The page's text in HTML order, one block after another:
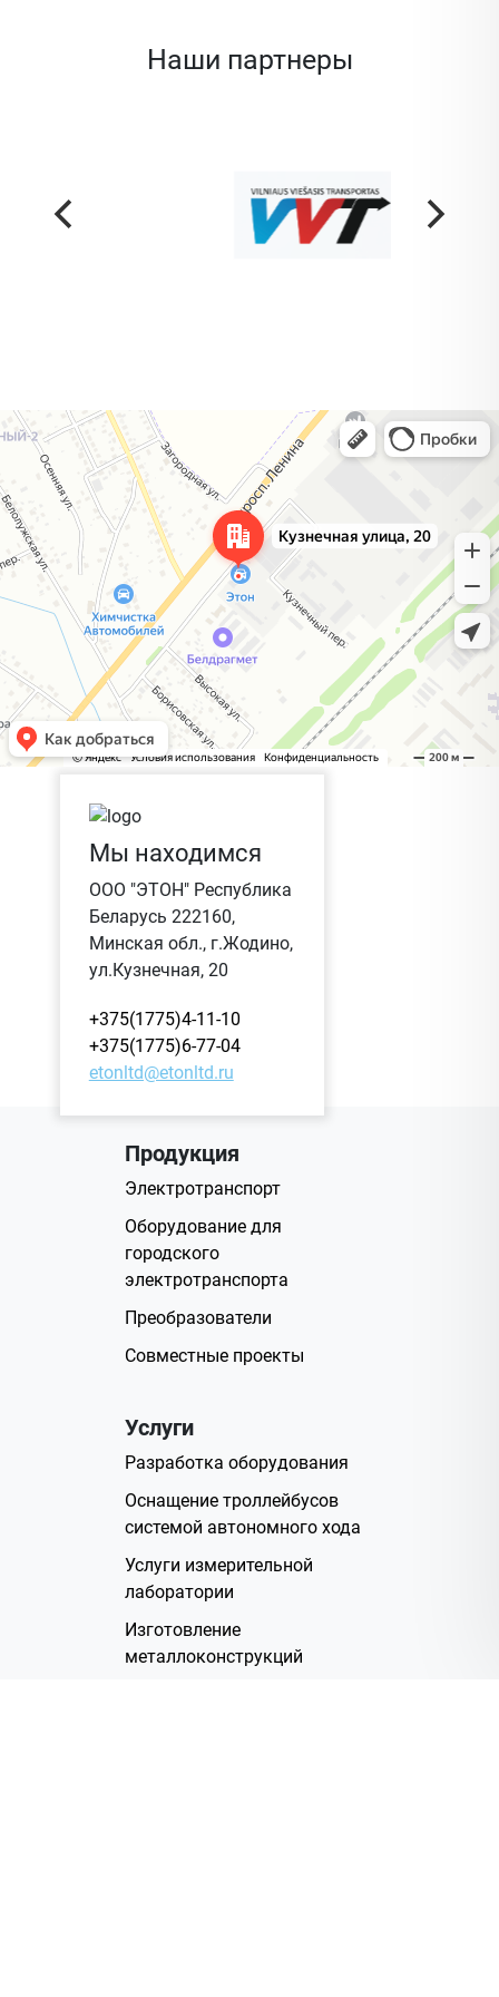
Наши партнеры
Жодино
Кузнечная улица, 20 — Яндекс Карты
Мы находимся
ООО "ЭТОН" Республика
Беларусь 222160,
Минская обл., г.Жодино,
ул.Кузнечная, 20
+375(1775)4-11-10
+375(1775)6-77-04
etonltd@etonltd.ru
Продукция
Электротранспорт
Оборудование для
городского
электротранспорта
Преобразователи
Совместные проекты
Услуги
Разработка оборудования
Оснащение троллейбусов
системой автономного хода
Услуги измерительной
лаборатории
Изготовление
металлоконструкций